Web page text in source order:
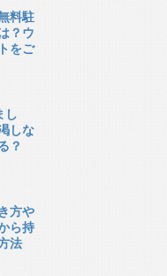
料駐
？ウ
をご
し
しな
？
方や
ら持
法